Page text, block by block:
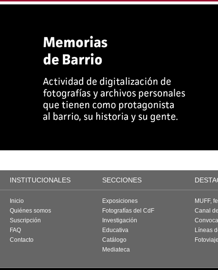
INSTITUCIONALES SECCIONES
Inicio
Quiénes somos
Suscripción
FAQ
Contacto
Exposiciones
Fotografías del CdF
Investigación
Educativa
Catálogo
Mediateca
MUFF,
Canal
Líneas